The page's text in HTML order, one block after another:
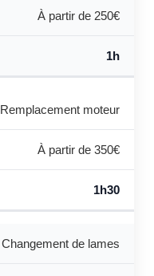
À partir de 250€
1h
Remplacement moteur
À partir de 350€
1h30
Changement de lames